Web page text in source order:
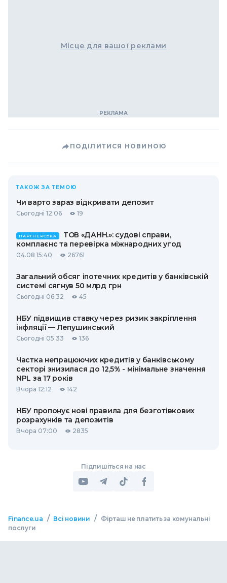
Місце для вашої реклами
ПОДІЛИТИСЯ НОВИНОЮ
ТАКОЖ ЗА ТЕМОЮ
Чи варто зараз відкривати депозит
Сьогодні 12:06 19
ПАРТНЕРСЬКА
ТОВ «ДАНН.»: судові справи,
комплаєнс та перевірка міжнародних угод
04.08 15:40 26761
Загальний обсяг іпотечних кредитів у банківській
системі сягнув 50 млрд грн
Сьогодні 06:32 45
НБУ підвищив ставку через ризик закріплення
інфляції — Лепушинський
Сьогодні 05:33 136
Частка непрацюючих кредитів у банківському
секторі знизилася до 12,5% - мінімальне значення
NPL за 17 років
Вчора 12:12 142
НБУ пропонує нові правила для безготівкових
розрахунків та депозитів
Вчора 07:00 2835
Підпишіться на нас
Finance.ua / Всі новини /
Фірташ не платить за комунальні
послуги